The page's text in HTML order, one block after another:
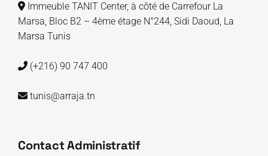
Immeuble TANIT Center, à côté de Carrefour La
Marsa, Bloc B2 – 4ème étage N°244, Sidi Daoud, La
Marsa Tunis
(+216) 90 747 400
tunis@arraja.tn
Contact Administratif